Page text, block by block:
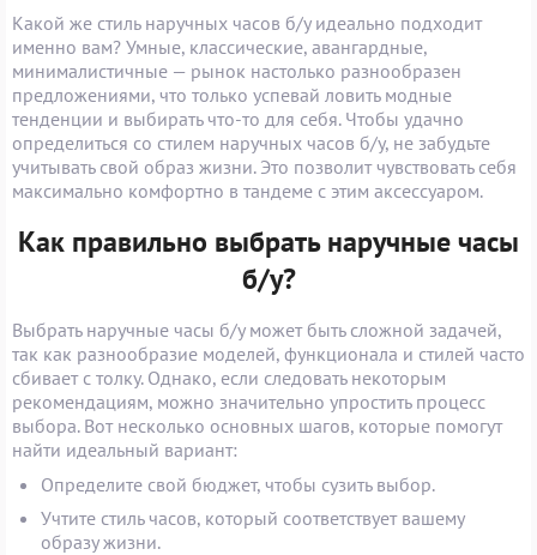
Какой же стиль наручных часов б/у идеально подходит
именно вам? Умные, классические, авангардные,
минималистичные — рынок настолько разнообразен
предложениями, что только успевай ловить модные
тенденции и выбирать что-то для себя. Чтобы удачно
определиться со стилем наручных часов б/у, не забудьте
учитывать свой образ жизни. Это позволит чувствовать себя
максимально комфортно в тандеме с этим аксессуаром.
Как правильно выбрать наручные часы
б/у?
Выбрать наручные часы б/у может быть сложной задачей,
так как разнообразие моделей, функционала и стилей часто
сбивает с толку. Однако, если следовать некоторым
рекомендациям, можно значительно упростить процесс
выбора. Вот несколько основных шагов, которые помогут
найти идеальный вариант:
Определите свой бюджет, чтобы сузить выбор.
Учтите стиль часов, который соответствует вашему
образу жизни.